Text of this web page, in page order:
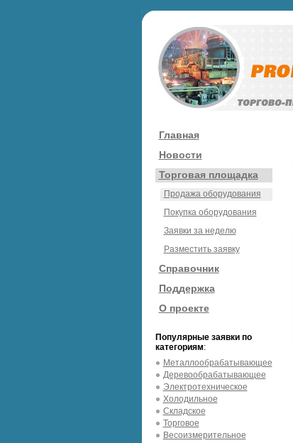
Главная
Новости
Торговая площадка
Продажа оборудования
Покупка оборудования
Заявки за неделю
Разместить заявку
Справочник
Поддержка
О проекте
Популярные заявки по
категориям:
Металлообрабатывающее
Деревообрабатывающее
Электротехническое
Холодильное
Складское
Торговое
Весоизмерительное